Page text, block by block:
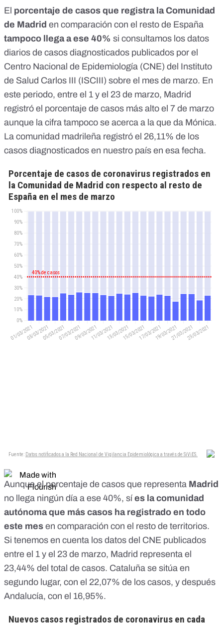
El porcentaje de casos que registra la Comunidad
de Madrid en comparación con el resto de España
tampoco llega a ese 40% si consultamos los datos
diarios de casos diagnosticados publicados por el
Centro Nacional de Epidemiología (CNE) del Instituto
de Salud Carlos III (ISCIII) sobre el mes de marzo. En
este periodo, entre el 1 y el 23 de marzo, Madrid
registró el porcentaje de casos más alto el 7 de marzo
aunque la cifra tampoco se acerca a la que da Mónica.
La comunidad madrileña registró el 26,11% de los
casos diagnosticados en nuestro país en esa fecha.
Aunque el porcentaje de casos que representa Madrid
no llega ningún día a ese 40%, síes la comunidad
autónoma que más casos ha registrado en todo
este mes en comparación con el resto de territorios.
Si tenemos en cuenta los datos del CNE publicados
entre el 1 y el 23 de marzo, Madrid representa el
23,44% del total de casos. Cataluña se sitúa en
segundo lugar, con el 22,07% de los casos, y después
Andalucía, con el 16,95%.